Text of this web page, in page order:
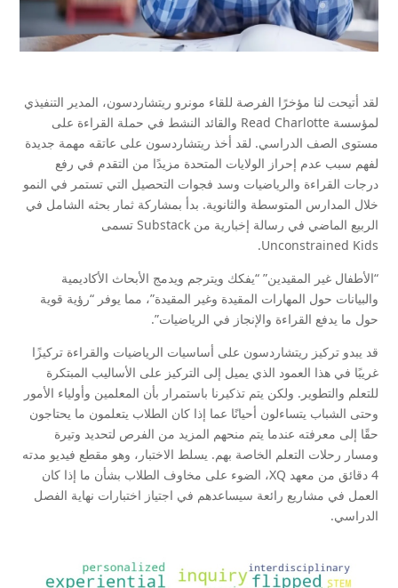
لقد أتيحت لنا مؤخرًا الفرصة للقاء مونرو ريتشاردسون، المدير التنفيذي
لمؤسسة Read Charlotte والقائد النشط في حملة القراءة على
مستوى الصف الدراسي. لقد أخذ ريتشاردسون على عاتقه مهمة جديدة
لفهم سبب عدم إحراز الولايات المتحدة مزيدًا من التقدم في رفع
درجات القراءة والرياضيات وسد فجوات التحصيل التي تستمر في النمو
خلال المدارس المتوسطة والثانوية. بدأ بمشاركة ثمار بحثه الشامل في
الربيع الماضي في رسالة إخبارية من Substack تسمى
Unconstrained Kids.
“الأطفال غير المقيدين” “يفكك ويترجم ويدمج الأبحاث الأكاديمية
والبيانات حول المهارات المقيدة وغير المقيدة”، مما يوفر “رؤية قوية
حول ما يدفع القراءة والإنجاز في الرياضيات”.
قد يبدو تركيز ريتشاردسون على أساسيات الرياضيات والقراءة تركيزًا
غريبًا في هذا العمود الذي يميل إلى التركيز على الأساليب المبتكرة
للتعلم والتطوير. ولكن يتم تذكيرنا باستمرار بأن المعلمين وأولياء الأمور
وحتى الشباب يتساءلون أحيانًا عما إذا كان الطلاب يتعلمون ما يحتاجون
حقًا إلى معرفته عندما يتم منحهم المزيد من الفرص لتحديد وتيرة
ومسار رحلات التعلم الخاصة بهم. يسلط الاختبار، وهو مقطع فيديو مدته
4 دقائق من معهد XQ، الضوء على مخاوف الطلاب بشأن ما إذا كان
العمل في مشاريع رائعة سيساعدهم في اجتياز اختبارات نهاية الفصل
الدراسي.